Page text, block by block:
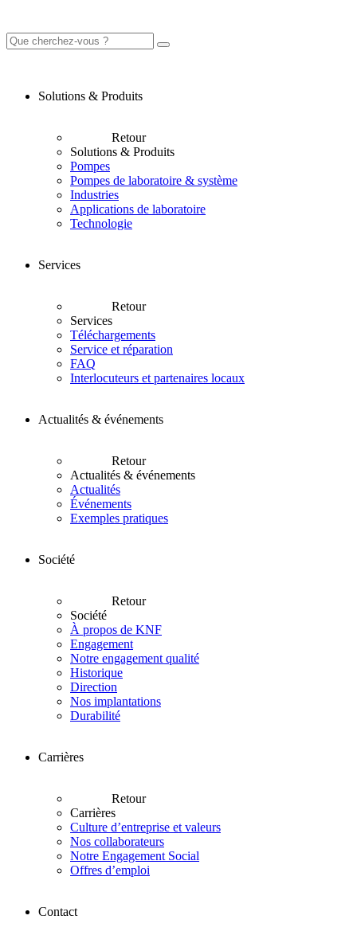
Solutions & Produits
Retour
Solutions & Produits
Pompes
Pompes de laboratoire & système
Industries
Applications de laboratoire
Technologie
Services
Retour
Services
Téléchargements
Service et réparation
FAQ
Interlocuteurs et partenaires locaux
Actualités & événements
Retour
Actualités & événements
Actualités
Événements
Exemples pratiques
Société
Retour
Société
À propos de KNF
Engagement
Notre engagement qualité
Historique
Direction
Nos implantations
Durabilité
Carrières
Retour
Carrières
Culture d’entreprise et valeurs
Nos collaborateurs
Notre Engagement Social
Offres d’emploi
Contact